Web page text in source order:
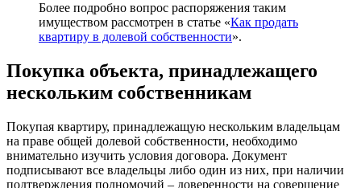
Более подробно вопрос распоряжения таким
имуществом рассмотрен в статье «Как продать
квартиру в долевой собственности».
Покупка объекта, принадлежащего
нескольким собственникам
Покупая квартиру, принадлежащую нескольким владельцам
на праве общей долевой собственности, необходимо
внимательно изучить условия договора. Документ
подписывают все владельцы либо один из них, при наличии
подтверждения полномочий – доверенности на совершение